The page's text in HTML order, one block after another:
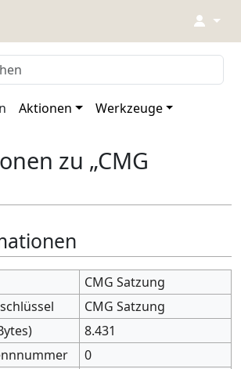
↓
Aktionen Werkzeuge
zu „CMG
CMG Satzung
CMG Satzung
8.431
0